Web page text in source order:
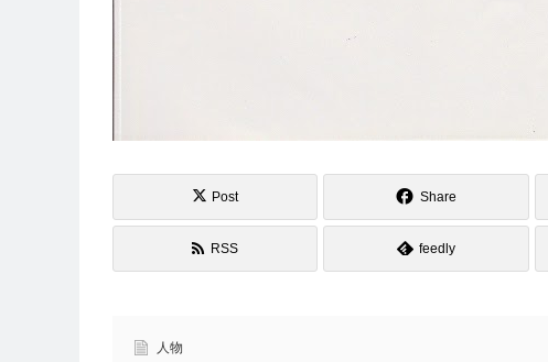
Post Share
RSS feedly
人物